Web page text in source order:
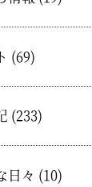
(69)
(233)
日々 (10)